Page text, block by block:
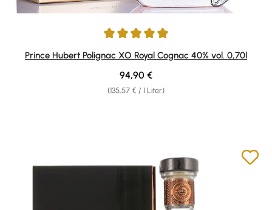
Durchschnittliche Bewertung von 4.94 von 5 Sternen
Prince Hubert Polignac XO Royal Cognac 40% vol. 0,70l
(135,57 € / 1 Liter)
Regulärer Preis:
94,90 €